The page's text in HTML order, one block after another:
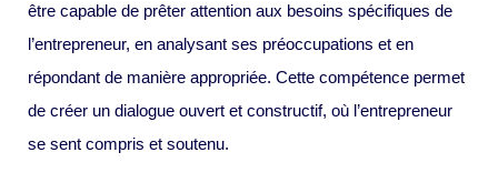
être capable de prêter attention aux besoins spécifiques de
l’entrepreneur, en analysant ses préoccupations et en
répondant de manière appropriée. Cette compétence permet
de créer un dialogue ouvert et constructif, où l’entrepreneur
se sent compris et soutenu.